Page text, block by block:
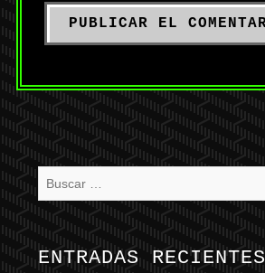
ENTRADAS RECIENTES